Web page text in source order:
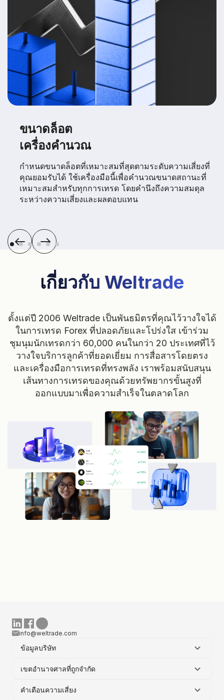
ขนาดล็อต
เครื่องคำนวณ
กำหนดขนาดล็อตที่เหมาะสมที่สุดตามระดับความเสี่ยงที่
คุณยอมรับได้ ใช้เครื่องมือนี้เพื่อคำนวณขนาดสถานะที่
เหมาะสมสำหรับทุกการเทรด โดยคำนึงถึงความสมดุล
ระหว่างความเสี่ยงและผลตอบแทน
เกี่ยวกับ Weltrade
ตั้งแต่ปี 2006 Weltrade เป็นพันธมิตรที่คุณไว้วางใจได้
ในการเทรด Forex ที่ปลอดภัยและโปร่งใส เข้าร่วม
ชุมนุมนักเทรดกว่า 60,000 คนในกว่า 20 ประเทศที่ไว้
วางใจบริการลูกค้าที่ยอดเยี่ยม การสื่อสารโดยตรง
และเครื่องมือการเทรดที่ทรงพลัง เราพร้อมสนับสนุน
เส้นทางการเทรดของคุณด้วยทรัพยากรขั้นสูงที่
ออกแบบมาเพื่อความสำเร็จในตลาดโลก
ข้อมูลบริษัท
เขตอำนาจศาลที่ถูกจำกัด
คำเตือนความเสี่ยง
info@weltrade.com